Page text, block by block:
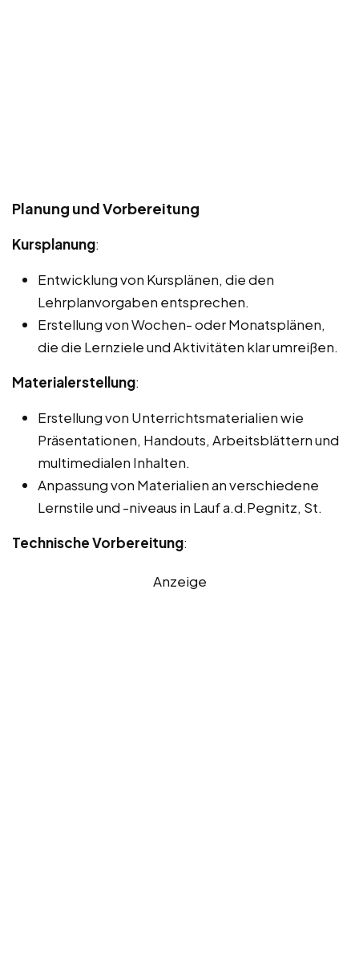
Planung und Vorbereitung
Kursplanung:
Entwicklung von Kursplänen, die den
Lehrplanvorgaben entsprechen.
Erstellung von Wochen- oder Monatsplänen,
die die Lernziele und Aktivitäten klar umreißen.
Materialerstellung:
Erstellung von Unterrichtsmaterialien wie
Präsentationen, Handouts, Arbeitsblättern und
multimedialen Inhalten.
Anpassung von Materialien an verschiedene
Lernstile und -niveaus in Lauf a.d.Pegnitz, St.
Technische Vorbereitung:
Anzeige